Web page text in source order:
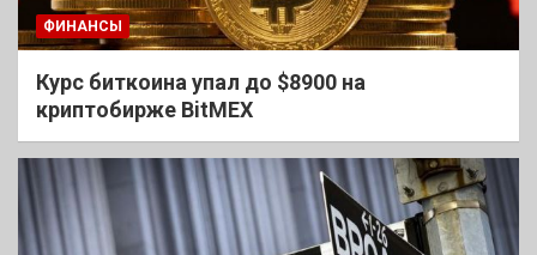
ФИНАНСЫ
Курс биткоина упал до $8900 на
криптобирже BitMEX